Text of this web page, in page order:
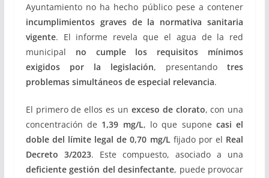
Ayuntamiento no ha hecho público pese a contener
incumplimientos graves de la normativa sanitaria
vigente. El informe revela que el agua de la red
municipal no cumple los requisitos mínimos
exigidos por la legislación, presentandotres
problemas simultáneos de especial relevancia.
El primero de ellos es un exceso de clorato, con una
concentración de 1,39 mg/L, lo que supone casi el
doble del límite legal de 0,70 mg/Lfijado por el Real
Decreto 3/2023. Este compuesto, asociado a una
deficiente gestión del desinfectante, puede provocar